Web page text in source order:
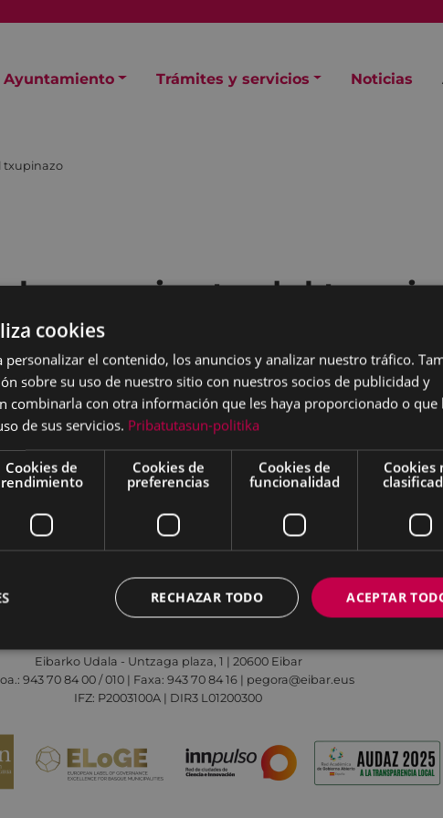
Ayuntamiento Trámites y servicios Noticias
txupinazo
lanzamiento del
Eibarko Udala - Untzaga plaza, 1 | 20600 Eibar
943 70 84 00 / 010 | Faxa: 943 70 84 16 | pegora@eibar.eus
IFZ: P2003100A | DIR3 L01200300
cookies
personalizar el contenido, los anuncios y analizar nuestro tráfico.
sobre su uso de nuestro sitio con nuestros socios de publicidad y
combinarla con otra información que les haya proporcionado o que
de sus servicios. Pribatutasun-politika
Cookies de
rendimiento
Cookies de
preferencias
Cookies de
funcionalidad
Cookies
ACEPTAR
RECHAZAR TODO